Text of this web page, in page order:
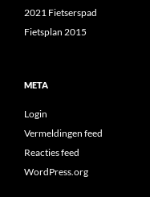
2021 Fietserspad
Fietsplan 2015
META
Login
Vermeldingen feed
Reacties feed
WordPress.org